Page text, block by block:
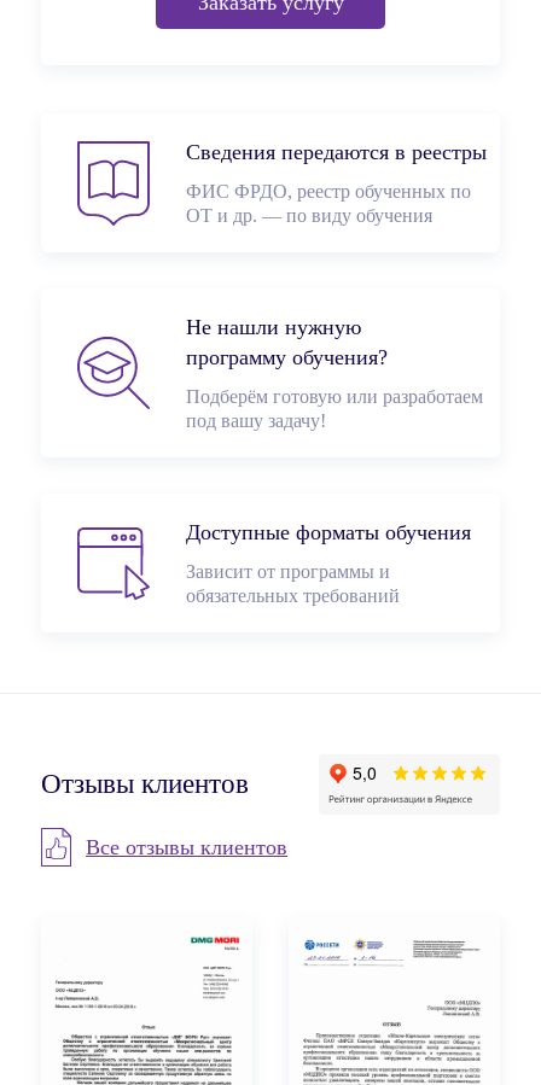
Сведения передаются в реестры
ФИС ФРДО, реестр обученных по
ОТ и др. — по виду обучения
Не нашли нужную
программу обучения?
Подберём готовую или разработаем
под вашу задачу!
Доступные форматы обучения
Зависит от программы и
обязательных требований
Отзывы клиентов
Все отзывы клиентов